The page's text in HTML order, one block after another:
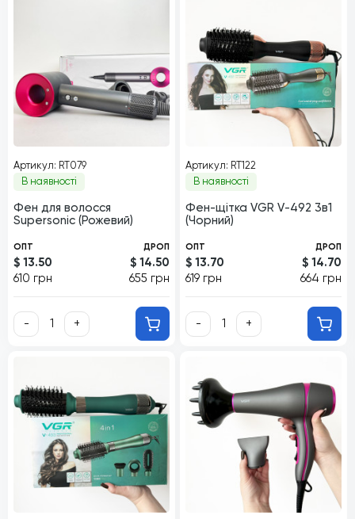
Артикул: RT079
В наявності
Фен для волосся
Supersonic (Рожевий)
ОПТ
$ 13.50
610 грн
ДРОП
$ 14.50
655 грн
- +
Артикул: RT122
В наявності
Фен-щітка VGR V-492 3в1
(Чорний)
ОПТ
$ 13.70
619 грн
ДРОП
$ 14.70
664 грн
- +